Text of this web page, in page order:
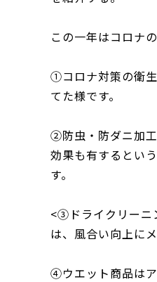
この一年はコロナ
①コロナ対策の衛
てた様です。
②防虫・防ダニ加
効果も有するとい
す。
<③ドライクリーニ
は、風合い向上に
④ウエット商品は